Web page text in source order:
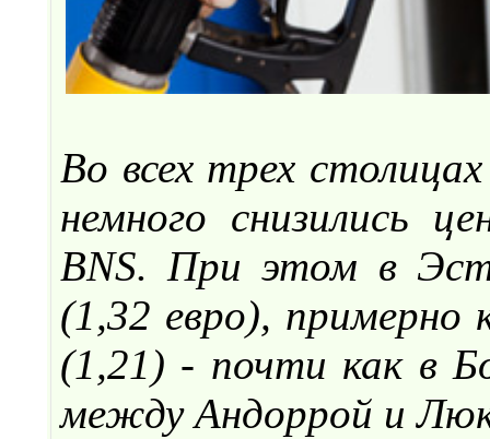
Во всех трех
немного снизились
BNS. При этом в
(1,32 евро),
(1,21) - почти как в
между Андоррой и